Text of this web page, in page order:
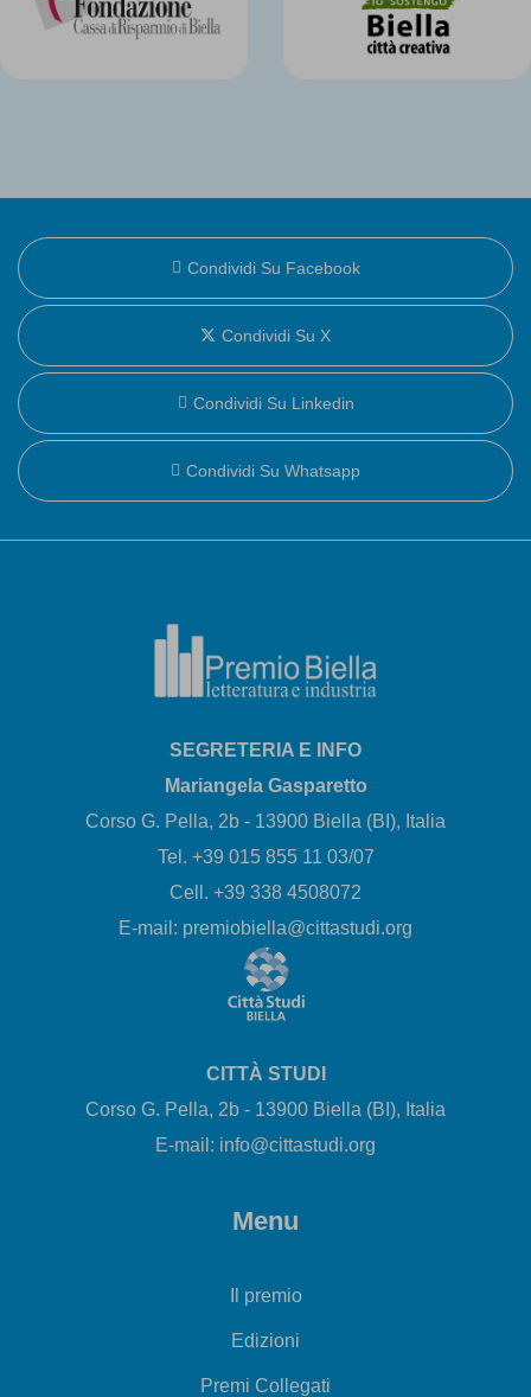
Condividi Su Facebook
Condividi Su X
Condividi Su Linkedin
Condividi Su Whatsapp
SEGRETERIA E INFO
Mariangela Gasparetto
Corso G. Pella, 2b - 13900 Biella (BI), Italia
Tel. +39 015 855 11 03/07
Cell. +39 338 4508072
E-mail: premiobiella@cittastudi.org
CITTÀ STUDI
Corso G. Pella, 2b - 13900 Biella (BI), Italia
E-mail: info@cittastudi.org
Menu
Il premio
Edizioni
Premi Collegati